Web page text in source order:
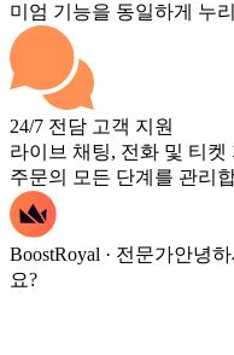
미엄 기능을 동일하게 누
24/7 전담 고객 지원
라이브 채팅, 전화 및 티
주문의 모든 단계를 관리
BoostRoyal · 전문가안녕
요?